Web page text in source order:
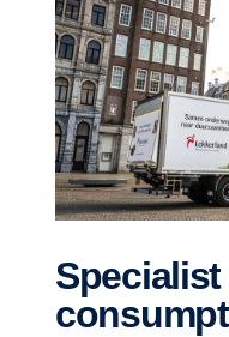
Specialist on-the-go